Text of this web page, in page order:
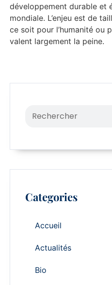
développement durable et
mondiale. L’enjeu est de
ce soit pour l’humanité ou
valent largement la peine.
Categories
Accueil
Actualités
Bio